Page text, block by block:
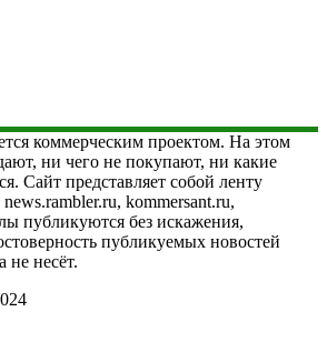
коммерческим проектом. На этом
ни чего не покупают, ни какие
Сайт представляет собой ленту
kommersant.ru,
публикуются без искажения,
публикуемых новостей
не несёт.